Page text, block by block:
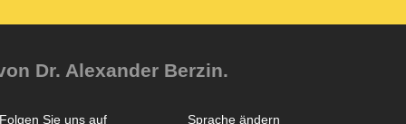
Dr. Alexander Berzin.
Sprache ändern
Folgen Sie uns auf